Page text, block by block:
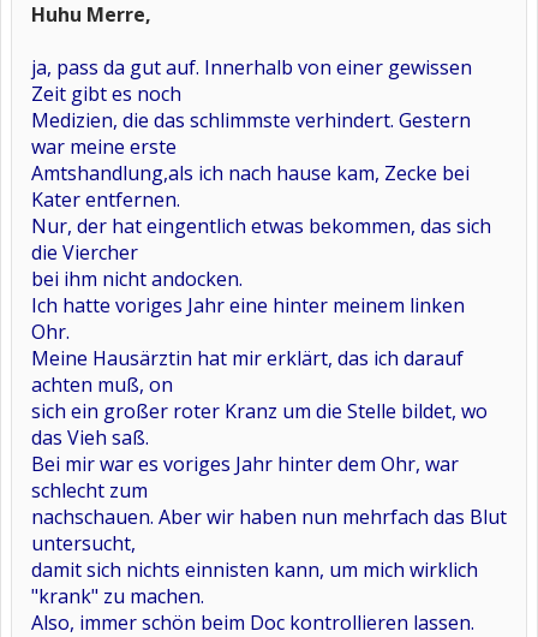
Huhu Merre,
ja, pass da gut auf. Innerhalb von einer gewissen
Zeit gibt es noch
Medizien, die das schlimmste verhindert. Gestern
war meine erste
Amtshandlung,als ich nach hause kam, Zecke bei
Kater entfernen.
Nur, der hat eingentlich etwas bekommen, das sich
die Viercher
bei ihm nicht andocken.
Ich hatte voriges Jahr eine hinter meinem linken
Ohr.
Meine Hausärztin hat mir erklärt, das ich darauf
achten muß, on
sich ein großer roter Kranz um die Stelle bildet, wo
das Vieh saß.
Bei mir war es voriges Jahr hinter dem Ohr, war
schlecht zum
nachschauen. Aber wir haben nun mehrfach das Blut
untersucht,
damit sich nichts einnisten kann, um mich wirklich
"krank" zu machen.
Also, immer schön beim Doc kontrollieren lassen.